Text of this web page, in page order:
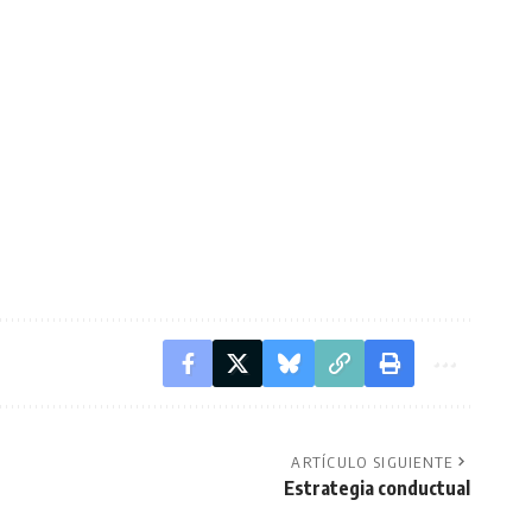
ARTÍCULO SIGUIENTE
Estrategia conductual